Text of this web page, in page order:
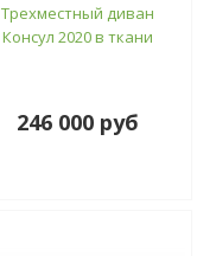
Трехместный диван
Консул 2020 в ткани
246 000 руб